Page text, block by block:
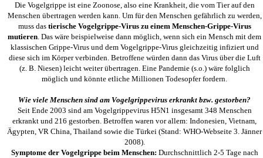
Die Vogelgrippe ist eine Zoonose, also eine Krankheit, die vom Tier auf den
Menschen übertragen werden kann. Um für den Menschen gefährlich zu werden,
muss das tierische Vogelgrippe-Virus zu einem Menschen-Grippe-Virus
mutieren. Das wäre beispielweise dann möglich, wenn sich ein Mensch mit dem
klassischen Grippe-Virus und dem Vogelgrippe-Virus gleichzeitig infiziert und
diese sich im Körper verbinden. Betroffene würden dann das Virus über die Luft
(z. B. Niesen) leicht weiter übertragen. Eine Pandemie (s.o.) wäre folglich
möglich und könnte etliche Millionen Todesopfer fordern.
Wie viele Menschen sind am Vogelgrippevirus erkrankt bzw. gestorben?
Seit Ende 2003 sind am Vogelgrippevirus H5N1 insgesamt 348 Menschen
erkrankt und 216 gestorben. Betroffen waren vor allem: Indonesien, Vietnam,
Ägypten, VR China, Thailand sowie die Türkei (Stand: WHO-Webseite 3. Jänner
2008).
Symptome der Vogelgrippe beim Menschen: Durchschnittlich 2-5 Tage nach